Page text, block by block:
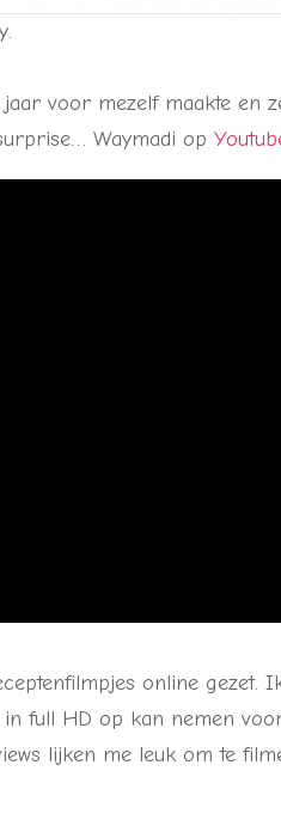
voor mezelf maakte en
Waymadi op
online gezet.
full HD op kan nemen
lijken me leuk om te